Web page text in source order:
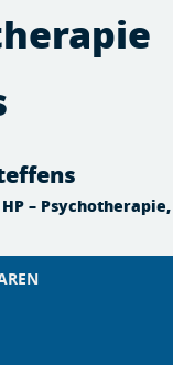
– Psychotherapie,